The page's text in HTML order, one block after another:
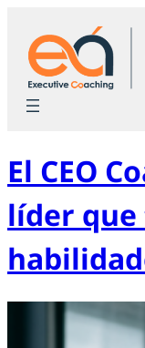
contenido
El CEO
líder